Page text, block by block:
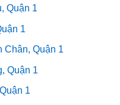
Quận 1
1
Quận 1
Quận 1
1